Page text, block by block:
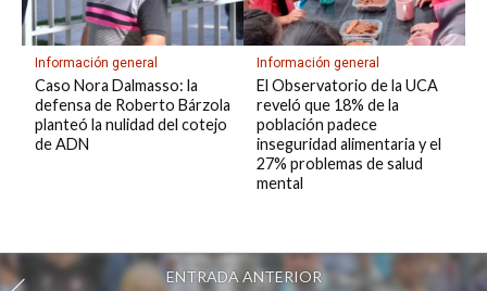
Información general
Caso Nora Dalmasso: la
defensa de Roberto Bárzola
planteó la nulidad del cotejo
de ADN
Información general
El Observatorio de la UCA
reveló que 18% de la
población padece
inseguridad alimentaria y el
27% problemas de salud
mental
ENTRADA ANTERIOR